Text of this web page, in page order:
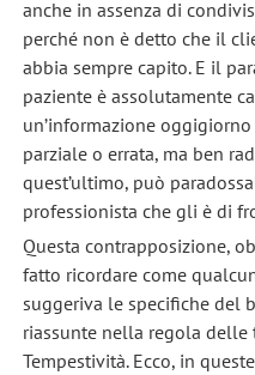
anche in assenza di
perché non è detto che il
abbia sempre capito. E il
paziente è assolutamente
un’informazione
parziale o errata, ma ben
quest’ultimo, può
professionista che gli è di
Questa contrapposizione,
fatto ricordare come
suggeriva le specifiche del
riassunte nella regola delle
Tempestività. Ecco, in